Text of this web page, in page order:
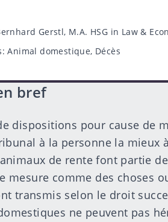
Gerstl, M.A. HSG in Law &
Animal domestique, Décès
bref
dispositions pour cause de
à la personne la mieux
de rente font partie
mesure comme des choses
transmis selon le droit
ne peuvent pas